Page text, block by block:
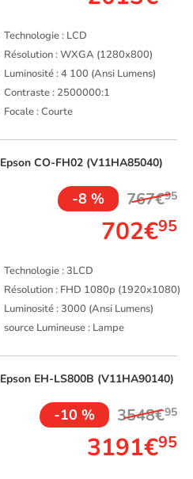
Technologie : LCD
Résolution : WXGA (1280x800)
Luminosité : 4 100 (Ansi Lumens)
Contraste : 2500000:1
Focale : Courte
Epson CO-FH02 (V11HA85040)
-8 % 767€95
702€95
Technologie : 3LCD
Résolution : FHD 1080p (1920x1080)
Luminosité : 3000 (Ansi Lumens)
source Lumineuse : Lampe
Epson EH-LS800B (V11HA90140)
-10 % 3548€95
3191€95